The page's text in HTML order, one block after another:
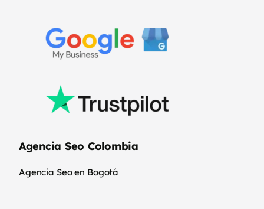
Agencia Seo Colombia
Agencia Seo en Bogotá